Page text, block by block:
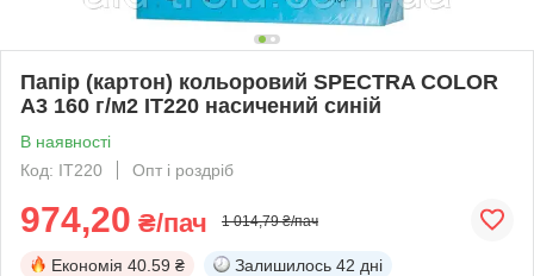
Папір (картон) кольоровий SPECTRA COLOR
А3 160 г/м2 IT220 насичений синій
В наявності
Код: IT220
Опт і роздріб
974,20 ₴/пач 1 014,79 ₴/пач
Економія 40.59 ₴ Залишилось 42 дні